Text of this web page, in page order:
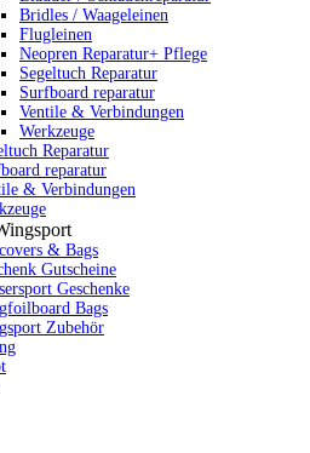
Bridles / Waageleinen
Flugleinen
Neopren Reparatur+ Pflege
Segeltuch Reparatur
Surfboard reparatur
Ventile & Verbindungen
Werkzeuge
Reparatur
reparatur
& Verbindungen
& Bags
Gutscheine
Geschenke
Bags
Zubehör